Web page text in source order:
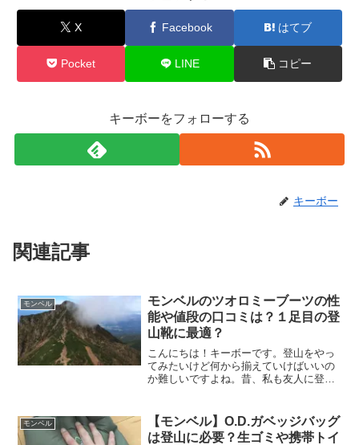
X Facebook はてブ
Pocket LINE コピー
キーボーをフォローする
キーボー
関連記事
モンベル
モンベルのツオロミーブーツの性
能や値段の口コミは？１足目の登
山靴に最適？
こんにちは！キーボーです。登山をやっ
てみたいけど何から揃えていけばいいの
か難しいですよね。昔、私も友人に登山
またまあったモンベルを訪れたのです
が・・これから登山を始めて...
モンベル
【モンベル】O.D.ガベッジバッグ
は登山に必要？生ゴミや携帯トイ